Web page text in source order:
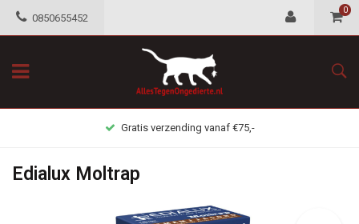
0850655452
0
Gratis verzending vanaf €75,-
Edialux Moltrap